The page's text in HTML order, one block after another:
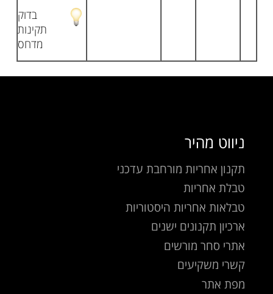
בדוק
תקינות
מדחס
ניווט מהיר
תקנון אחריות מורחבת עדכני
טבלת אחריות
טבלאות אחריות היסטוריות
ארכיון תקנונים ישנים
אתרי סחר מורשים
קשרי משקיעים
מפת אתר